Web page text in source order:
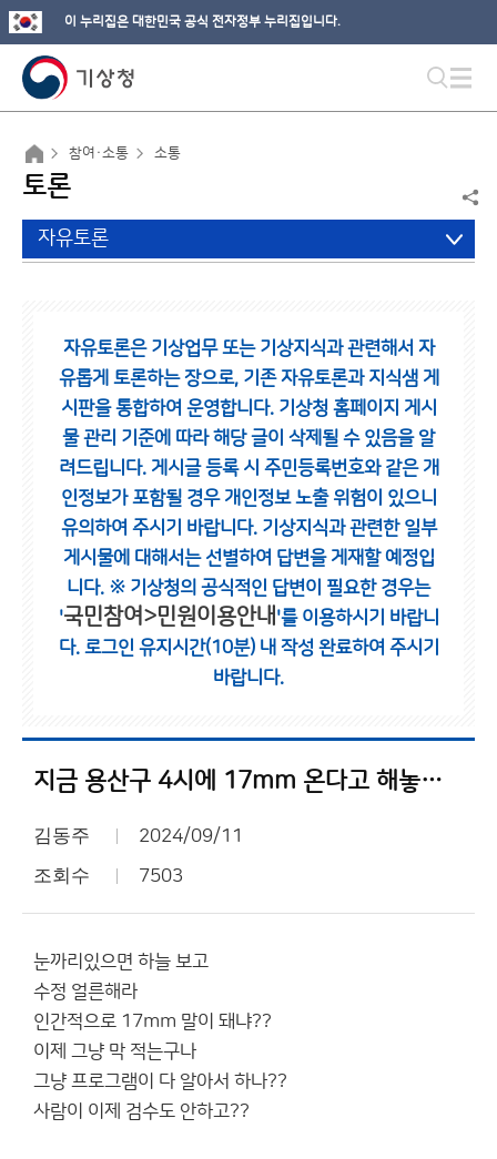
이 누리집은 대한민국 공식 전자정부 누리집입니다.
참여·소통 소통
토론
자유토론
자유토론은 기상업무 또는 기상지식과 관련해서 자
유롭게 토론하는 장으로, 기존 자유토론과 지식샘 게
시판을 통합하여 운영합니다. 기상청 홈페이지 게시
물 관리 기준에 따라 해당 글이 삭제될 수 있음을 알
려드립니다. 게시글 등록 시 주민등록번호와 같은 개
인정보가 포함될 경우 개인정보 노출 위험이 있으니
유의하여 주시기 바랍니다. 기상지식과 관련한 일부
게시물에 대해서는 선별하여 답변을 게재할 예정입
니다. ※ 기상청의 공식적인 답변이 필요한 경우는
'국민참여>민원이용안내 '를 이용하시기 바랍니
다. 로그인 유지시간(10분) 내 작성 완료하여 주시기
바랍니다.
지금 용산구 4시에 17mm 온다고 해놓은거 봐라
김동주 2024/09/11
조회수 7503
눈까리있으면 하늘 보고
수정 얼른해라
인간적으로 17mm 말이 돼냐??
이제 그냥 막 적는구나
그냥 프로그램이 다 알아서 하나??
사람이 이제 검수도 안하고??